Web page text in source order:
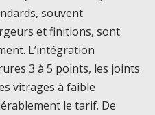
souvent
et finitions, sont
L’intégration
3 à 5 points, les joints
vitrages à faible
le tarif. De